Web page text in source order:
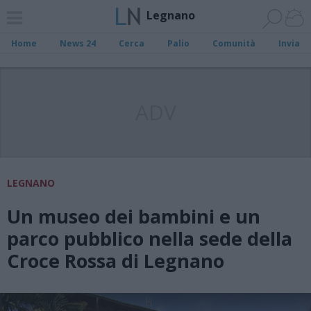
Legnano
Home News 24 Cerca Palio Comunità Invia
LEGNANO
Un museo dei bambini e un
parco pubblico nella sede della
Croce Rossa di Legnano